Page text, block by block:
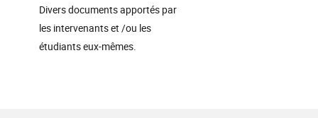
Divers documents apportés par
les intervenants et /ou les
étudiants eux-mêmes.